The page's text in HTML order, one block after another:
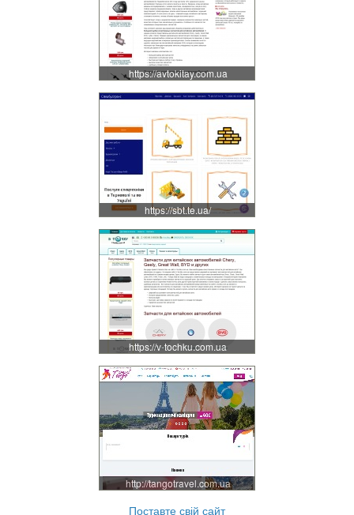
https://avtokitay.com.ua
https://sbt.te.ua/
https://v-tochku.com.ua
http://tangotravel.com.ua
Поставте свій сайт